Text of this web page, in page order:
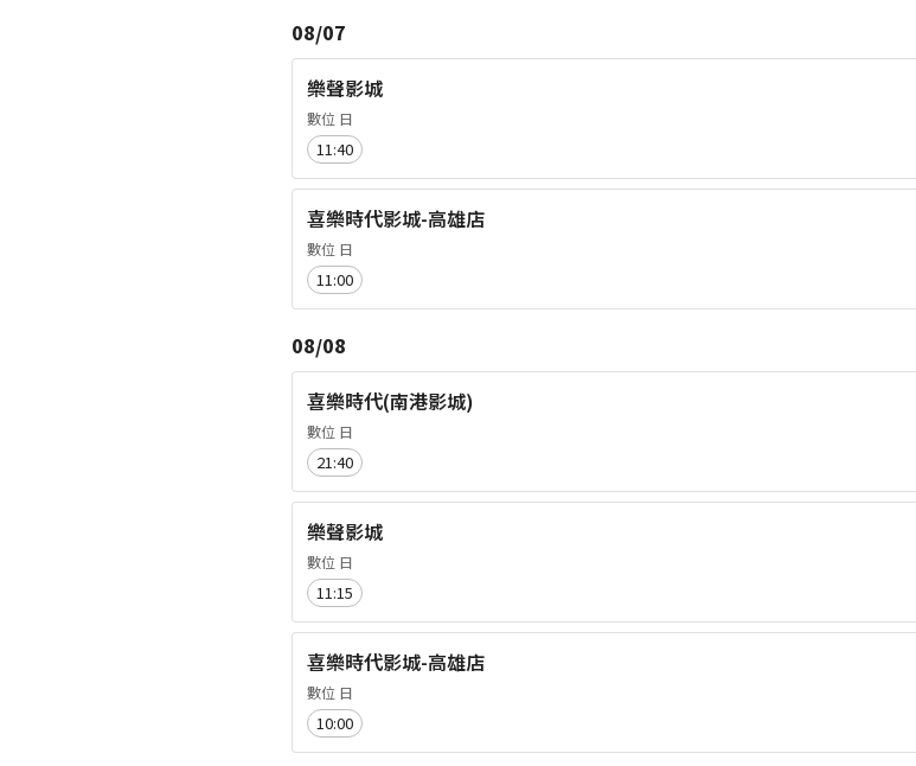
08/07
樂聲影城
數位 日
11:40
喜樂時代影城-高雄店
數位 日
11:00
08/08
喜樂時代(南港影城)
數位 日
21:40
樂聲影城
數位 日
11:15
喜樂時代影城-高雄店
數位 日
10:00